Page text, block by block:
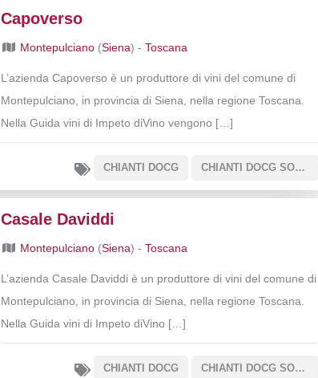
Capoverso
Montepulciano (Siena) -Toscana
L’azienda Capoverso è un produttore di vini del comune di
Montepulciano, in provincia di Siena, nella regione Toscana.
Nella Guida vini di Impeto diVino vengono […]
CHIANTI DOCG CHIANTI DOCG SOTTOZONA COLLI SENESI
Casale Daviddi
Montepulciano (Siena) -Toscana
L’azienda Casale Daviddi è un produttore di vini del comune di
Montepulciano, in provincia di Siena, nella regione Toscana.
Nella Guida vini di Impeto diVino […]
CHIANTI DOCG CHIANTI DOCG SOTTOZONA COLLI SENESI